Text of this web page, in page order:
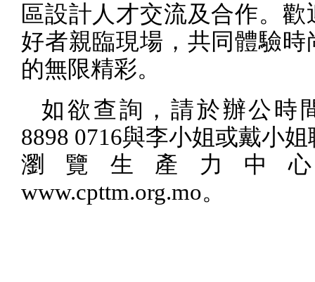
區設計人才交流及合作。歡
好者親臨現場，共同體驗時
的無限精彩。
如欲查詢，請於辦公時
8898 0716與李小姐或戴小姐
瀏覽生產力中
www.cpttm.org.mo。